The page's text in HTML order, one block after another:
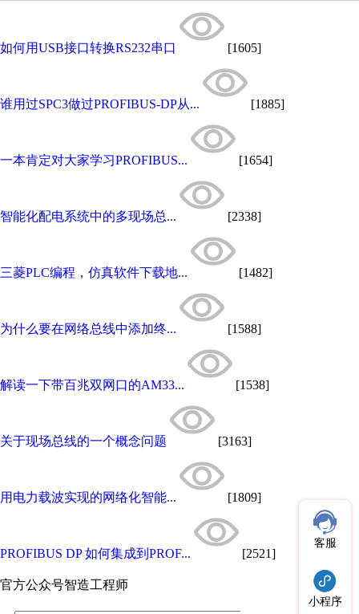
如何用USB接口转换RS232串口 [1605]
谁用过SPC3做过PROFIBUS-DP从... [1885]
一本肯定对大家学习PROFIBUS... [1654]
智能化配电系统中的多现场总... [2338]
三菱PLC编程，仿真软件下载地... [1482]
为什么要在网络总线中添加终... [1588]
解读一下带百兆双网口的AM33... [1538]
关于现场总线的一个概念问题 [3163]
用电力载波实现的网络化智能... [1809]
PROFIBUS DP 如何集成到PROF... [2521]
官方公众号智造工程师
客服
小程序